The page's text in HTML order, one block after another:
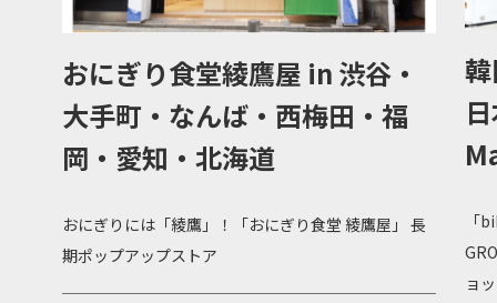
おにぎり食堂綾鷹屋 in 渋谷・
大手町・なんば・西梅田・福
岡・愛知・北海道
おにぎりには「綾鷹」！「おにぎり食堂 綾鷹屋」 長
期ポップアップストア
「
ョ